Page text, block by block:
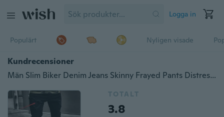
Logga in
Populärt Nyligen visade
Kundrecensioner
Män Slim Biker Denim Jeans Skinny Frayed Pants Distressed Rip Troursers Zipper
TOTALT
3.8